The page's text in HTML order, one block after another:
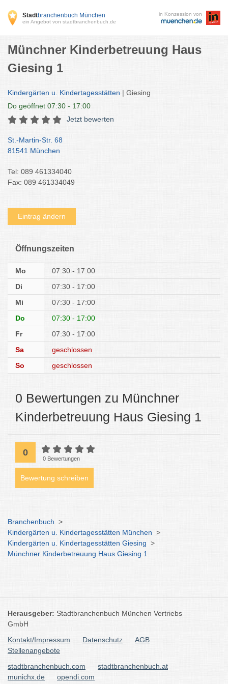
Stadtbranchenbuch München
ein Angebot von stadtbranchenbuch.de
in Konzession von
Münchner Kinderbetreuung Haus
Giesing 1
Kindergärten u. Kindertagesstätten | Giesing
Do geöffnet 07:30 - 17:00
Jetzt bewerten
St.-Martin-Str. 68
81541 München
Tel: 089 461334040
Fax: 089 461334049
Eintrag ändern
Öffnungszeiten
Mo
07:30 - 17:00
Di
07:30 - 17:00
Mi
07:30 - 17:00
Do
07:30 - 17:00
Fr
07:30 - 17:00
Sa
geschlossen
So
geschlossen
0 Bewertungen zu Münchner
Kinderbetreuung Haus Giesing 1
0
0 Bewertungen
Bewertung schreiben
Branchenbuch >
Kindergärten u. Kindertagesstätten München >
Kindergärten u. Kindertagesstätten Giesing >
Münchner Kinderbetreuung Haus Giesing 1
Herausgeber: Stadtbranchenbuch München Vertriebs
GmbH
Kontakt/Impressum
Datenschutz
AGB
Stellenangebote
stadtbranchenbuch.com
stadtbranchenbuch.at
munichx.de
opendi.com